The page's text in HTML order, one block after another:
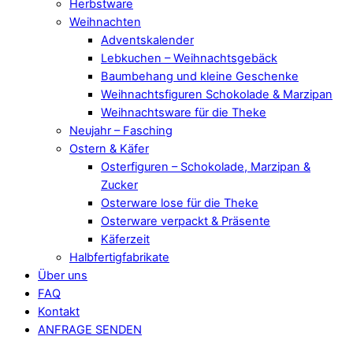
Herbstware
Weihnachten
Adventskalender
Lebkuchen – Weihnachtsgebäck
Baumbehang und kleine Geschenke
Weihnachtsfiguren Schokolade & Marzipan
Weihnachtsware für die Theke
Neujahr – Fasching
Ostern & Käfer
Osterfiguren – Schokolade, Marzipan &
Zucker
Osterware lose für die Theke
Osterware verpackt & Präsente
Käferzeit
Halbfertigfabrikate
Über uns
FAQ
Kontakt
ANFRAGE SENDEN